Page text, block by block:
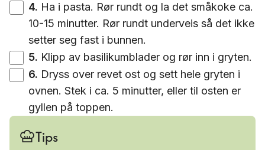
4. Ha i pasta. Rør rundt og la det småkoke ca.
10-15 minutter. Rør rundt underveis så det ikke
setter seg fast i bunnen.
5. Klipp av basilikumblader og rør inn i gryten.
6. Dryss over revet ost og sett hele gryten i
ovnen. Stek i ca. 5 minutter, eller til osten er
gyllen på toppen.
Tips